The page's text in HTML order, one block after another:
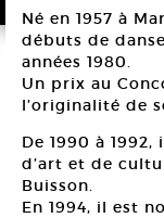
Né en 1957 à
débuts de
années 1980.
Un prix au
l’originalité de
De 1990 à
d’art et de
Buisson.
En 1994, il est